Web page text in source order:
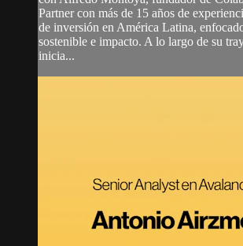
Partner con más de 15 años de
de inversión en América Latina,
sostenible e impacto. A lo largo de su
inicia...